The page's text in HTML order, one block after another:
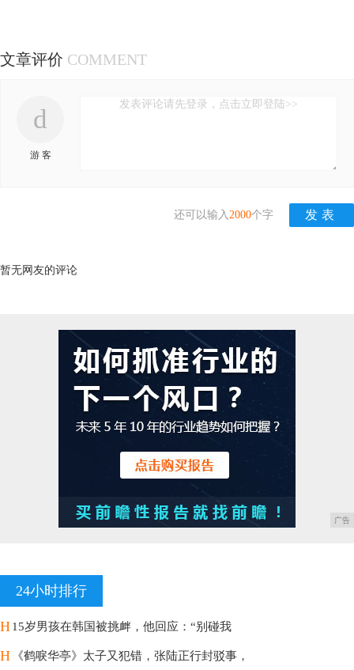
文章评价 COMMENT
d
游 客
发表评论请先登录，点击立即登陆>>
还可以输入 2000个字
暂无网友的评论
广告
24小时排行
H15岁男孩在韩国被挑衅，他回应：“别碰我
H 《鹤唳华亭》太子又犯错，张陆正行封驳事，